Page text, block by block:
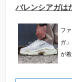
バレンシアガは
フ
ガ
が着